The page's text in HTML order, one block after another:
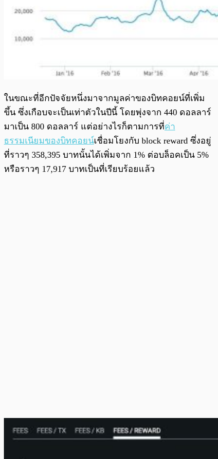
ในขณะที่อีกปัจจัยหนึ่งมาจากมูลค่าของบิทคอยน์ที่เพิ่ม
ขึ้น ซึ่งเกือบจะเป็นเท่าตัวในปีนี้ โดยพุ่งจาก 440 ดอลลาร์
มาเป็น 800 ดอลลาร์ แต่อย่างไรก็ตามการที่ค่า
ธรรมเนียมของบิทคอยน์เชื่อมโยงกับ block reward ซึ่งอยู่
ที่ราวๆ 358,395 บาทนั้นได้เพิ่มจาก 1% ต่อบล็อคเป็น 5%
หรือราวๆ 17,917 บาทเป็นที่เรียบร้อยแล้ว